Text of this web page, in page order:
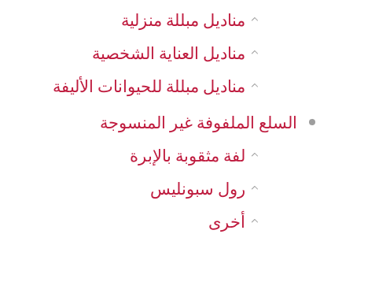
مناديل مبللة منزلية
مناديل العناية الشخصية
مناديل مبللة للحيوانات الأليفة
السلع الملفوفة غير المنسوجة
لفة مثقوبة بالإبرة
رول سبونليس
أخرى